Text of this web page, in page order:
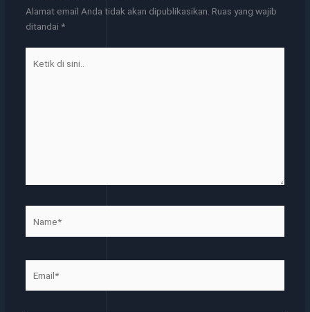
Alamat email Anda tidak akan dipublikasikan. Ruas yang wajib
ditandai *